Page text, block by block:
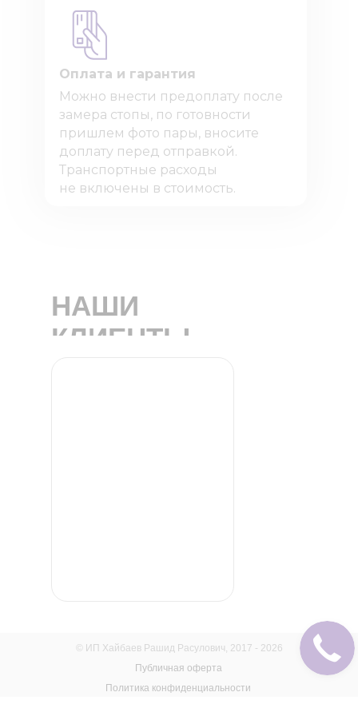
Оплата и гарантия
Можно внести предоплату после
замера стопы, по готовности
пришлем фото пары, вносите
доплату перед отправкой.
Транспортные расходы
не включены в стоимость.
НАШИ
КЛИЕНТЫ
Публичная оферта
© ИП Хайбаев Рашид Расулович, 2017 - 2026
Политика конфиденциальности